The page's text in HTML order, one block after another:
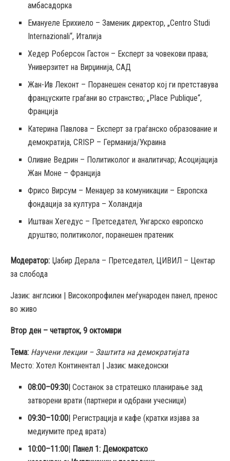
амбасадорка
Емануеле Ерихиело – Заменик директор, „Centro Studi
Internazionali“, Италија
Хедер Роберсон Гастон – Експерт за човекови права;
Универзитет на Вирџинија, САД
Жан-Ив Леконт – Поранешен сенатор кој ги претставува
француските граѓани во странство; „Place Publique“,
Франција
Катерина Павлова – Експерт за граѓанско образование и
демократија, CRISP – Германија/Украина
Оливие Ведрин – Политиколог и аналитичар; Асоцијација
Жан Моне – Франција
Фрисо Вирсум – Менаџер за комуникации – Европска
фондација за култура – Холандија
Иштван Хегедус – Претседател, Унгарско европско
друштво; политиколог, поранешен пратеник
Модератор: Џабир Дерала – Претседател, ЦИВИЛ – Центар
за слобода
Јазик: англсики | Високопрофилен меѓународен панел, пренос
во живо
Втор ден – четврток, 9 октомври
Тема: Научени лекции– Заштита на демократијата
Место: Хотел Континентал | Јазик: македoнски
08:00–09:30| Состанок за стратешко планирање зад
затворени врати (партнери и одбрани учесници)
09:30–10:00| Регистрација и кафе (кратки изјава за
медиумите пред врата)
10:00–11:00| Панел 1:Демократско